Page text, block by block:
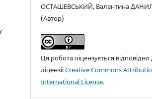
ОСТАШЕВСЬКИЙ, Валентина
(Автор)
Ця робота ліцензується відповідно
ліцензіїCreative Commons
International License.